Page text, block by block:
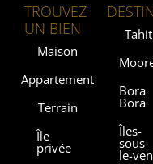
TROUVEZ
UN BIEN
Maison
Appartement
Terrain
Île
privée
Bora
Bora
Îles-
sous-
le-